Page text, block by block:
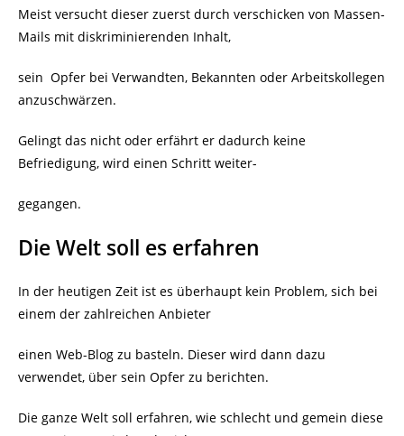
Meist versucht dieser zuerst durch verschicken von Massen-
Mails mit diskriminierenden Inhalt,
sein Opfer bei Verwandten, Bekannten oder Arbeitskollegen
anzuschwärzen.
Gelingt das nicht oder erfährt er dadurch keine
Befriedigung, wird einen Schritt weiter-
gegangen.
Die Welt soll es erfahren
In der heutigen Zeit ist es überhaupt kein Problem, sich bei
einem der zahlreichen Anbieter
einen Web-Blog zu basteln. Dieser wird dann dazu
verwendet, über sein Opfer zu berichten.
Die ganze Welt soll erfahren, wie schlecht und gemein diese